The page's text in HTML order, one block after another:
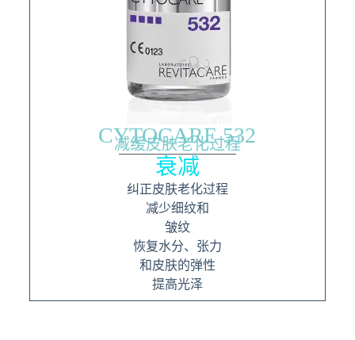
CYTOCARE 532
减缓皮肤老化过程
衰减
纠正皮肤老化过程
减少细纹和
皱纹
恢复水分、张力
和皮肤的弹性
提高光泽